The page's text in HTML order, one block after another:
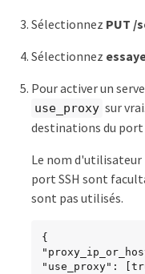
Sélectionnez PUT /
Sélectionnez
Pour activer un
use_proxy sur
destinations du port
Le nom d'utilisateur
port SSH sont
sont pas utilisés.
{
"use_proxy":